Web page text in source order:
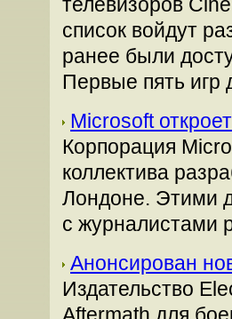
список войдут
ранее были
Первые пять игр
Microsoft
Корпорация
коллектива
Лондоне. Этими
с журналистами
Анонсирован
Издательство